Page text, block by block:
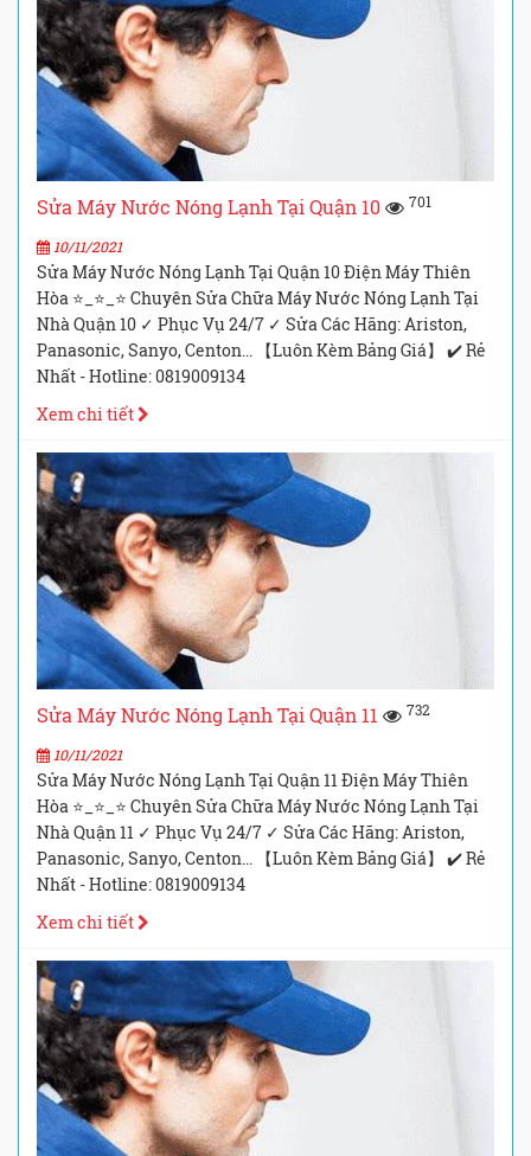
Sửa Máy Nước Nóng Lạnh Tại Quận 10 701
10/11/2021
Sửa Máy Nước Nóng Lạnh Tại Quận 10 Điện Máy Thiên
Hòa ⭐_⭐_⭐ Chuyên Sửa Chữa Máy Nước Nóng Lạnh Tại
Nhà Quận 10 ✓ Phục Vụ 24/7 ✓ Sửa Các Hãng: Ariston,
Panasonic, Sanyo, Centon... 【Luôn Kèm Bảng Giá】 ✔️ Rẻ
Nhất - Hotline: 0819009134
Xem chi tiết
Sửa Máy Nước Nóng Lạnh Tại Quận 11 732
10/11/2021
Sửa Máy Nước Nóng Lạnh Tại Quận 11 Điện Máy Thiên
Hòa ⭐_⭐_⭐ Chuyên Sửa Chữa Máy Nước Nóng Lạnh Tại
Nhà Quận 11 ✓ Phục Vụ 24/7 ✓ Sửa Các Hãng: Ariston,
Panasonic, Sanyo, Centon... 【Luôn Kèm Bảng Giá】 ✔️ Rẻ
Nhất - Hotline: 0819009134
Xem chi tiết